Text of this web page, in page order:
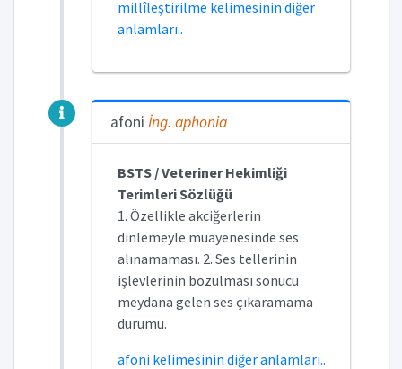
millîleştirilme kelimesinin diğer
anlamları..
afoni İng. aphonia
BSTS / Veteriner Hekimliği
Terimleri Sözlüğü
1. Özellikle akciğerlerin
dinlemeyle muayenesinde ses
alınamaması. 2. Ses tellerinin
işlevlerinin bozulması sonucu
meydana gelen ses çıkaramama
durumu.
afoni kelimesinin diğer anlamları..